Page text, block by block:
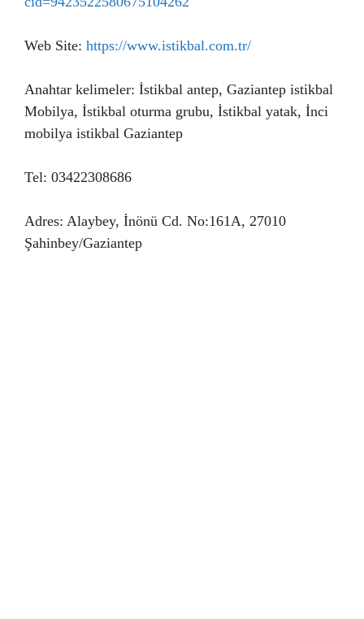
Web Site: https://www.istikbal.com.tr/
Anahtar kelimeler: İstikbal antep, Gaziantep istikbal
Mobilya, İstikbal oturma grubu, İstikbal yatak, İnci
mobilya istikbal Gaziantep
Tel: 03422308686
Adres: Alaybey, İnönü Cd. No:161A, 27010
Şahinbey/Gaziantep